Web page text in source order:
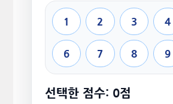
1 2 3 4
6 7 8 9
선택한 점수: 0점